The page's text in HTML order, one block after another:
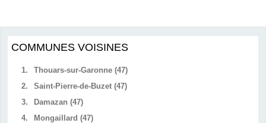
COMMUNES VOISINES
1.
Thouars-sur-Garonne (47)
2.
Saint-Pierre-de-Buzet (47)
3.
Damazan (47)
4.
Mongaillard (47)